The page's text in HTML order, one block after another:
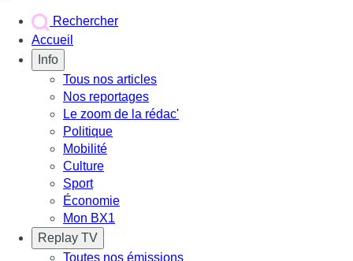
Rechercher
Accueil
Info
Tous nos articles
Nos reportages
Le zoom de la rédac'
Politique
Mobilité
Culture
Sport
Économie
Mon BX1
Replay TV
Toutes nos émissions